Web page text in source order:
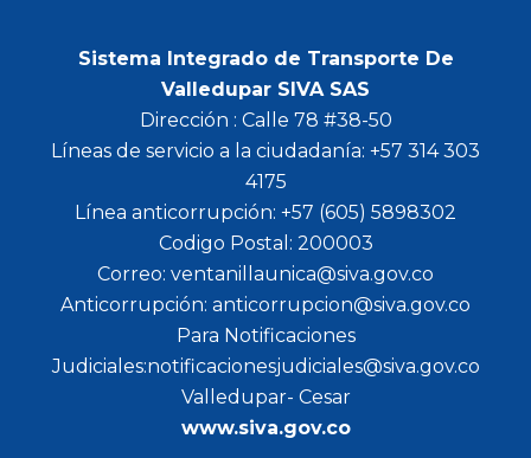
Sistema Integrado de Transporte De
Valledupar SIVA SAS
Dirección : Calle 78 #38-50
Líneas de servicio a la ciudadanía: +57 314 303
4175
Línea anticorrupción: +57 (605) 5898302
Codigo Postal: 200003
Correo: ventanillaunica@siva.gov.co
Anticorrupción: anticorrupcion@siva.gov.co
Para Notificaciones
Judiciales:notificacionesjudiciales@siva.gov.co
Valledupar- Cesar
www.siva.gov.co